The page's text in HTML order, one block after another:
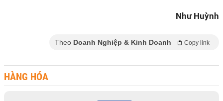
Như Huỳnh
Theo Doanh Nghiệp & Kinh Doanh Copy link
HÀNG HÓA